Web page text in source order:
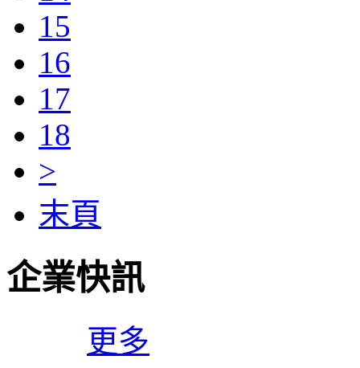
15
16
17
18
>
末頁
企業快訊
更多